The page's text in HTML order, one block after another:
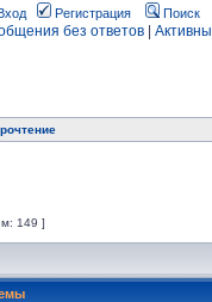
Регистрация Поиск
без ответов
149 ]